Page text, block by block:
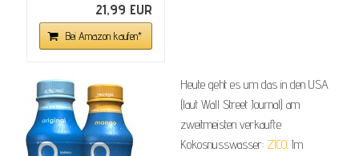
21,99 EUR
Bei Amazon kaufen*
Heute geht es um das in den USA
(laut Wall Street Journal) am
zweitmeisten verkaufte
Kokosnusswasser: ZICO. Im